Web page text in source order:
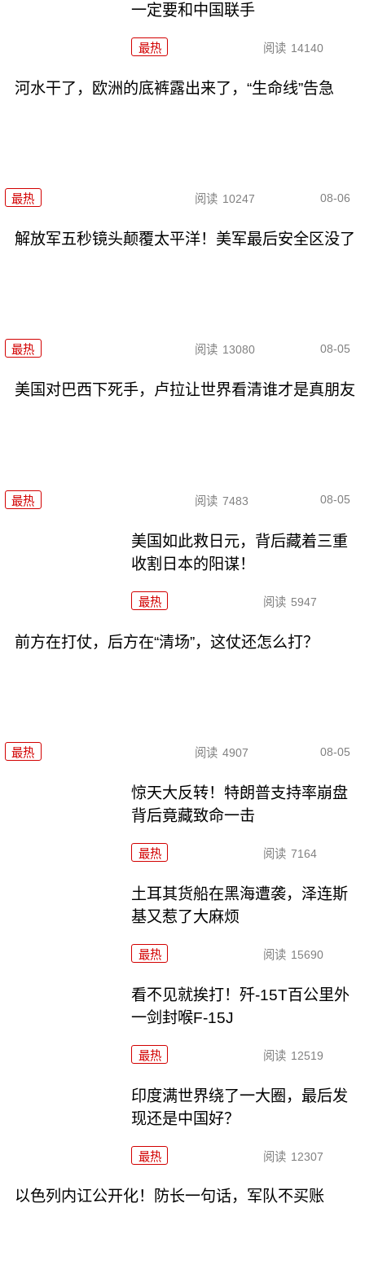
一定要和中国联手
最热 阅读 14140
河水干了，欧洲的底裤露出来了，“生命线”告急
最热 阅读 10247 08-06
解放军五秒镜头颠覆太平洋！美军最后安全区没了
最热 阅读 13080 08-05
美国对巴西下死手，卢拉让世界看清谁才是真朋友
最热 阅读 7483 08-05
美国如此救日元，背后藏着三重
收割日本的阳谋！
最热 阅读 5947
前方在打仗，后方在“清场”，这仗还怎么打？
最热 阅读 4907 08-05
惊天大反转！特朗普支持率崩盘
背后竟藏致命一击
最热 阅读 7164
土耳其货船在黑海遭袭，泽连斯
基又惹了大麻烦
最热 阅读 15690
看不见就挨打！歼-15T百公里外
一剑封喉F-15J
最热 阅读 12519
印度满世界绕了一大圈，最后发
现还是中国好？
最热 阅读 12307
以色列内讧公开化！防长一句话，军队不买账